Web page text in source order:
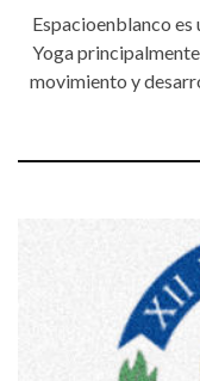
Espacioenblanco
Yoga
movimiento y